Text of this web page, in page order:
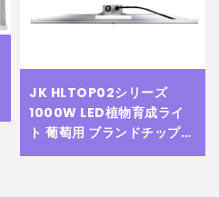
JK HLTOP02シリーズ
1000W LED植物育成ライ
ト 葡萄用 ブランドチップ搭
載 フルサイクルスペクトル